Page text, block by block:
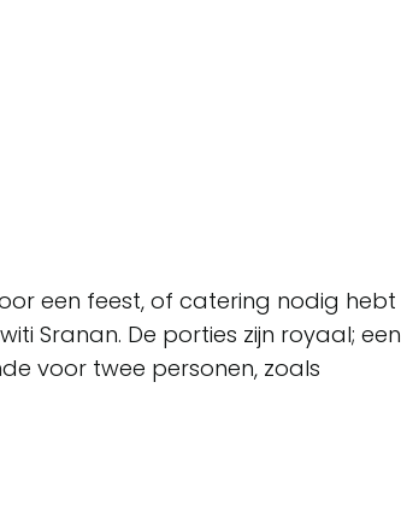
een feest, of catering nodig hebt
Sranan. De porties zijn royaal; een
voor twee personen, zoals